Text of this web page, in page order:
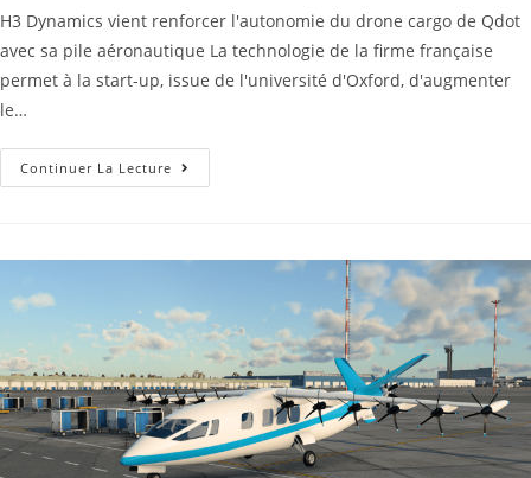
H3 Dynamics vient renforcer l'autonomie du drone cargo de Qdot
avec sa pile aéronautique La technologie de la firme française
permet à la start-up, issue de l'université d'Oxford, d'augmenter
le…
Continuer La Lecture